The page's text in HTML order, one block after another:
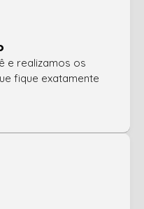
e realizamos os
fique exatamente